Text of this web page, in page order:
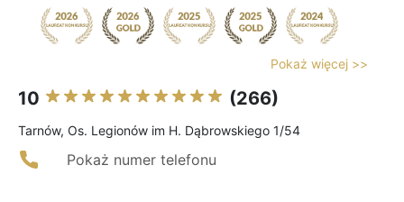
Pokaż więcej >>
10 (266)
Tarnów, Os. Legionów im H. Dąbrowskiego 1/54
Pokaż numer telefonu